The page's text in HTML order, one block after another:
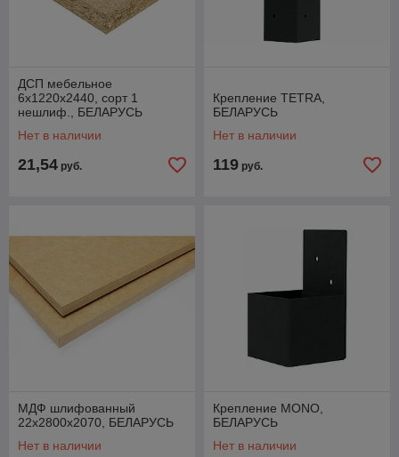
ДСП мебельное
6х1220х2440, сорт 1
нешлиф., БЕЛАРУСЬ
Нет в наличии
21,54 руб.
Крепление TETRA,
БЕЛАРУСЬ
Нет в наличии
119 руб.
МДФ шлифованный
22х2800х2070, БЕЛАРУСЬ
Нет в наличии
Крепление MONO,
БЕЛАРУСЬ
Нет в наличии